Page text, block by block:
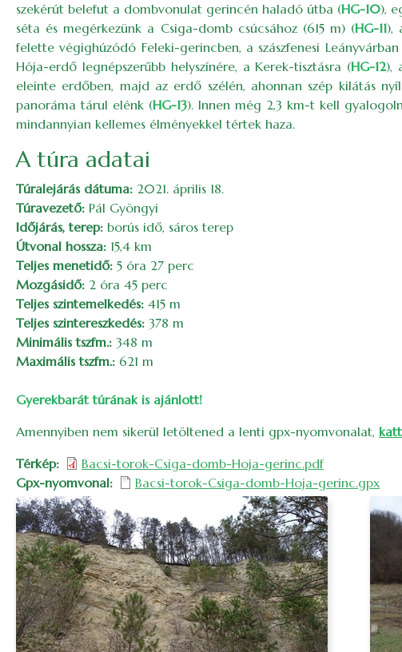
szekérút belefut a dombvonulat gerincén haladó útba (HG-10),
séta és megérkezünk a Csiga-domb csúcsához (615 m) (HG-11),
felette végighúzódó Feleki-gerincben, a szászfenesi
Hója-erdő legnépszerűbb helyszínére, a Kerek-tisztásra (HG-12),
eleinte erdőben, majd az erdő szélén, ahonnan szép kilátás
panoráma tárul elénk (HG-13). Innen még 2,3 km-t kell
mindannyian kellemes élményekkel tértek haza.
A túra adatai
Túralejárás dátuma: 2021. április 18.
Túravezető: Pál Gyöngyi
Időjárás, terep: borús idő, sáros terep
Útvonal hossza: 15,4 km
Teljes menetidő: 5 óra 27 perc
Mozgásidő: 2 óra 45 perc
Teljes szintemelkedés: 415 m
Teljes szintereszkedés: 378 m
Minimális tszfm.: 348 m
Maximális tszfm.: 621 m
Gyerekbarát túrának is ajánlott!
Amennyiben nem sikerül letöltened a lenti gpx-nyomvonalat,
Térkép
Bacsi-torok-Csiga-domb-Hoja-gerinc.pdf
Gpx-nyomvonal
Bacsi-torok-Csiga-domb-Hoja-gerinc.gpx